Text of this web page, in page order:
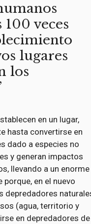
veces
lugares
los
en un lugar,
hasta convertirse en
dado a especies no
y generan impactos
llevando a un enorme
en el nuevo
depredadores
(agua, territorio y
en depredadores de